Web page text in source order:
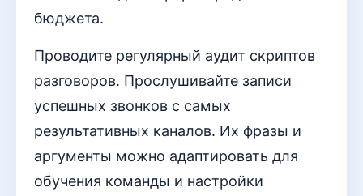
бюджета.
Проводите регулярный аудит скриптов
разговоров. Прослушивайте записи
успешных звонков с самых
результативных каналов. Их фразы и
аргументы можно адаптировать для
обучения команды и настройки